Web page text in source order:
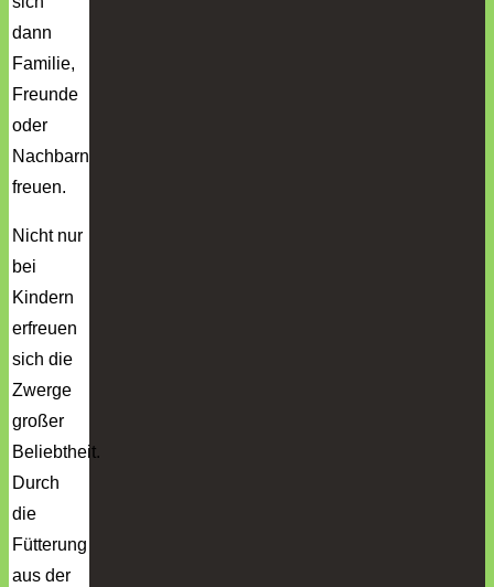
dann
Familie,
Freunde
oder
Nachbarn
freuen.
Nicht nur
bei
Kindern
erfreuen
sich die
Zwerge
großer
Beliebtheit.
Durch
die
Fütterung
aus der